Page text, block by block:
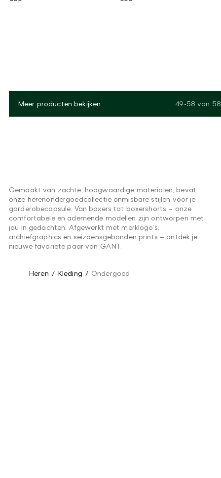
Meer producten bekijken 49-58 van 58
Gemaakt van zachte, hoogwaardige materialen, bevat
onze herenondergoedcollectie onmisbare stijlen voor je
garderobecapsule. Van boxers tot boxershorts – onze
comfortabele en ademende modellen zijn ontworpen met
jou in gedachten. Afgewerkt met merklogo’s,
archiefgraphics en seizoensgebonden prints – ontdek je
nieuwe favoriete paar van GANT.
Heren / Kleding / Ondergoed